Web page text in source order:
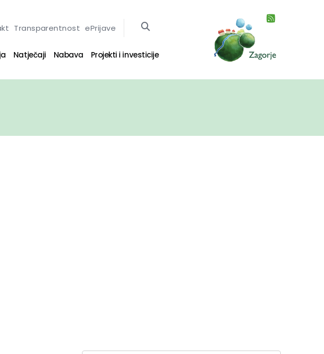
Transparentnost ePrijave
Natječaji Nabava Projekti i investicije